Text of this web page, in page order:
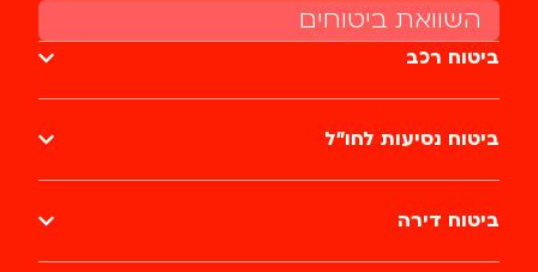
השוואת ביטוחים
ביטוח רכב
ביטוח נסיעות לחו״ל
ביטוח דירה